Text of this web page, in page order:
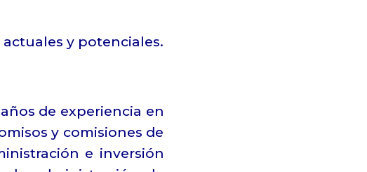
y potenciales.
de experiencia en
y comisiones de
e inversión